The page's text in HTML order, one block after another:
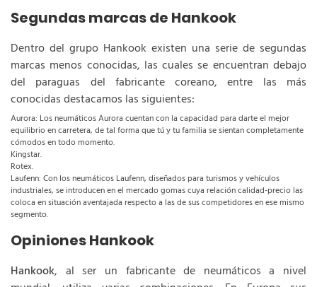
Segundas marcas de Hankook
Dentro del grupo Hankook existen una serie de segundas
marcas menos conocidas, las cuales se encuentran debajo
del paraguas del fabricante coreano, entre las más
conocidas destacamos las siguientes:
Aurora: Los neumáticos Aurora cuentan con la capacidad para darte el mejor
equilibrio en carretera, de tal forma que tú y tu familia se sientan completamente
cómodos en todo momento.
Kingstar.
Rotex.
Laufenn: Con los neumáticos Laufenn, diseñados para turismos y vehículos
industriales, se introducen en el mercado gomas cuya relación calidad-precio las
coloca en situación aventajada respecto a las de sus competidores en ese mismo
segmento.
Opiniones Hankook
Hankook, al ser un fabricante de neumáticos a nivel